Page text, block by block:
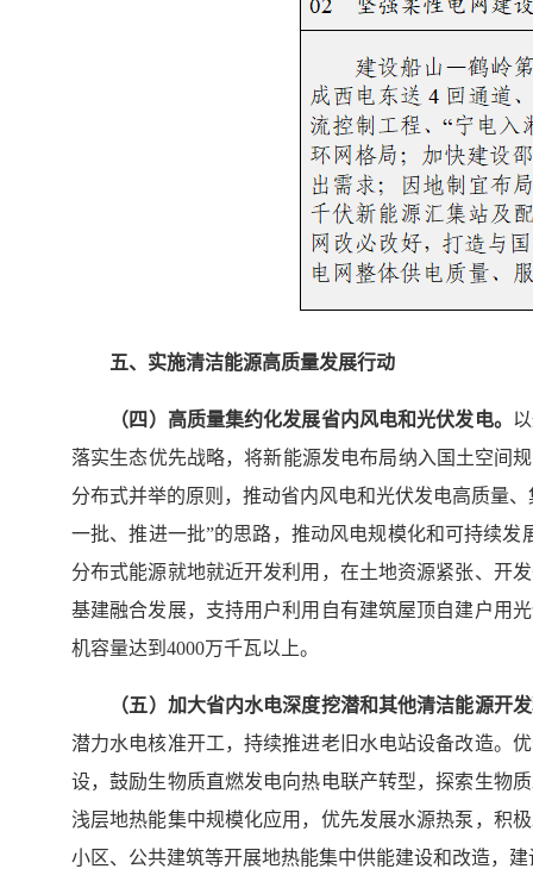
五、实施清洁能源高质量发展行动
（ 四 ）高质量集约化发展省内风电和光伏发电。
落实生态优先战略，将新能源发电布局纳入国土空间
分布式并举的原则，推动省内风电和光伏发电高质量
一批、推进一批”的思路，推动风电规模化和可持续
分布式能源就地就近开发利用，在土地资源紧张、开
基建融合发展，支持用户利用自有建筑屋顶自建户用
机容量达到4000万千瓦以上。
（五）加大省内水电深度挖潜和其他清洁能源开
潜力水电核准开工，持续推进老旧水电站设备改造。
设，鼓励生物质直燃发电向热电联产转型，探索生物
浅层地热能集中规模化应用，优先发展水源热泵，积
小区、公共建筑等开展地热能集中供能建设和改造，